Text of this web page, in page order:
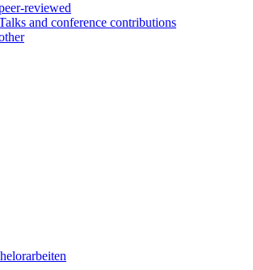
reviewed
and conference contributions